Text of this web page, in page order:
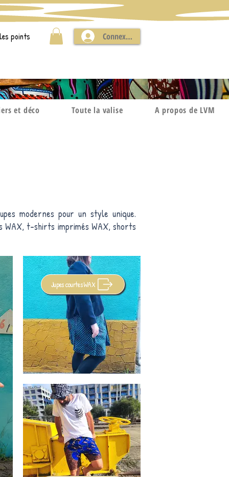
points Connexion
et déco Toute la valise A propos de LVM
modernes pour un style unique.
WAX, t-shirts imprimés WAX, shorts
Jupes courtes WAX